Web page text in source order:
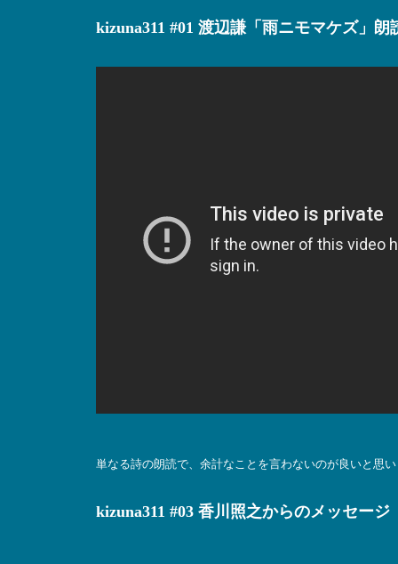
kizuna311 #01 渡辺謙「雨ニモマケズ」朗
単なる詩の朗読で、余計なことを言わないのが良いと思
kizuna311 #03 香川照之からのメッセージ